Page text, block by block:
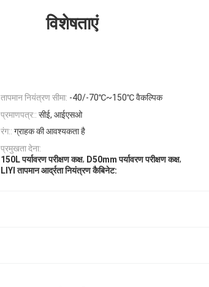
विशेषताएं
तापमान नियंत्रण सीमा: -40/-70℃~150℃ वैकल्पिक
प्रमाणपत्र:: सीई, आईएसओ
रंग:: ग्राहक की आवश्यकता है
प्रमुखता देना:
150L पर्यावरण परीक्षण कक्ष, D50mm पर्यावरण परीक्षण कक्ष,
LIYI तापमान आर्द्रता नियंत्रण कैबिनेट: